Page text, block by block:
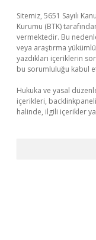
Sitemiz, 5651 Sayılı
Kurumu (BTK)
vermektedir. Bu
veya araştırma
yazdıkları içeriklerin
bu sorumluluğu kabul
Hukuka ve yasal
içerikleri,
halinde, ilgili içerikler